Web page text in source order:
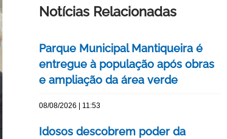
Notícias Relacionadas
Parque Municipal Mantiqueira é
entregue à população após obras
e ampliação da área verde
08/08/2026 | 11:53
Idosos descobrem poder da